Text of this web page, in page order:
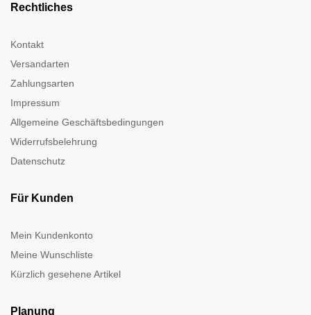
Rechtliches
Kontakt
Versandarten
Zahlungsarten
Impressum
Allgemeine Geschäftsbedingungen
Widerrufsbelehrung
Datenschutz
Für Kunden
Mein Kundenkonto
Meine Wunschliste
Kürzlich gesehene Artikel
Planung